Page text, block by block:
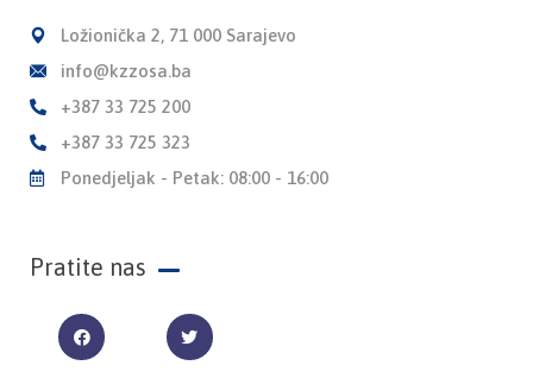
Ložionička 2, 71 000 Sarajevo
info@kzzosa.ba
+387 33 725 200
+387 33 725 323
Ponedjeljak - Petak: 08:00 - 16:00
Pratite nas